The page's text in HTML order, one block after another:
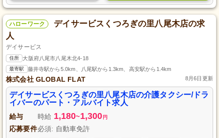
ハローワーク
デイサービスくつろぎの里八尾木店の求
人
デイサービス
住所 大阪府八尾市八尾木北4-18
最寄駅 藤井寺駅から5.0km、八尾駅から1.3km、高安駅から1.4km
株式会社 GLOBAL FLAT 8月6日更新
デイサービスくつろぎの里八尾木店の介護タクシー/ドラ
イバーのパート・アルバイト求人
給与 時給 1,180~1,300 円
応募要件必須: 自動車免許